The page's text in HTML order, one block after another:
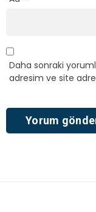
Daha sonraki
adresim ve site